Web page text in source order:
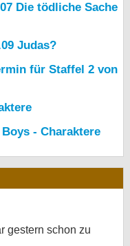
Die tödliche Sache
Judas?
für Staffel 2 von
- Charaktere
gestern schon zu